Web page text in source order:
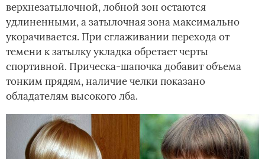
верхнезатылочной, лобной зон остаются
удлиненными, а затылочная зона максимально
укорачивается. При сглаживании перехода от
темени к затылку укладка обретает черты
спортивной. Прическа-шапочка добавит объема
тонким прядям, наличие челки показано
обладателям высокого лба.